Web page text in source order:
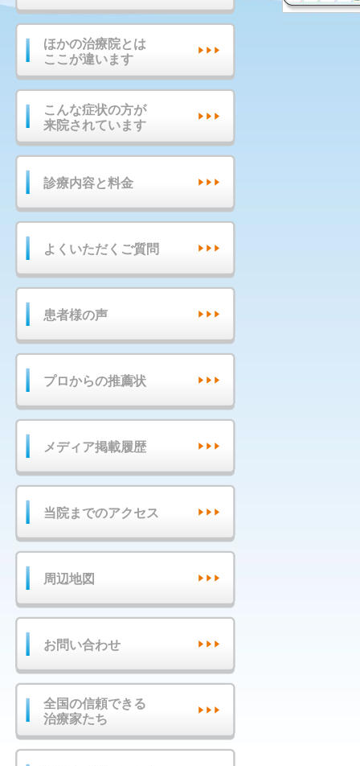
ほかの治療院とは
ここが違います
こんな症状の方が
来院されています
診療内容と料金
よくいただくご質問
患者様の声
プロからの推薦状
メディア掲載履歴
当院までのアクセス
周辺地図
お問い合わせ
全国の信頼できる
治療家たち